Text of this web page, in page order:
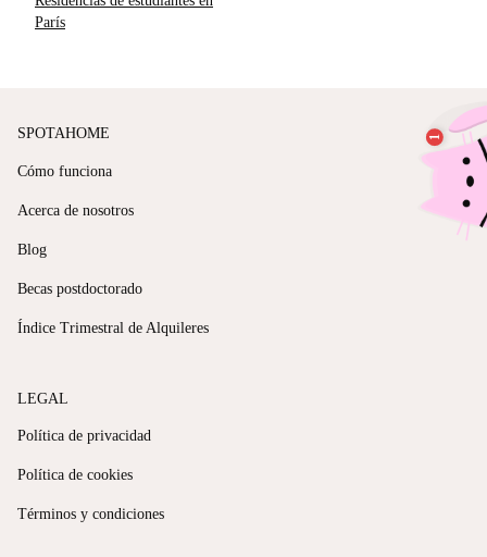
París
SPOTAHOME
Cómo funciona
Acerca de nosotros
Blog
Becas postdoctorado
Índice Trimestral de Alquileres
LEGAL
Política de privacidad
Política de cookies
Términos y condiciones